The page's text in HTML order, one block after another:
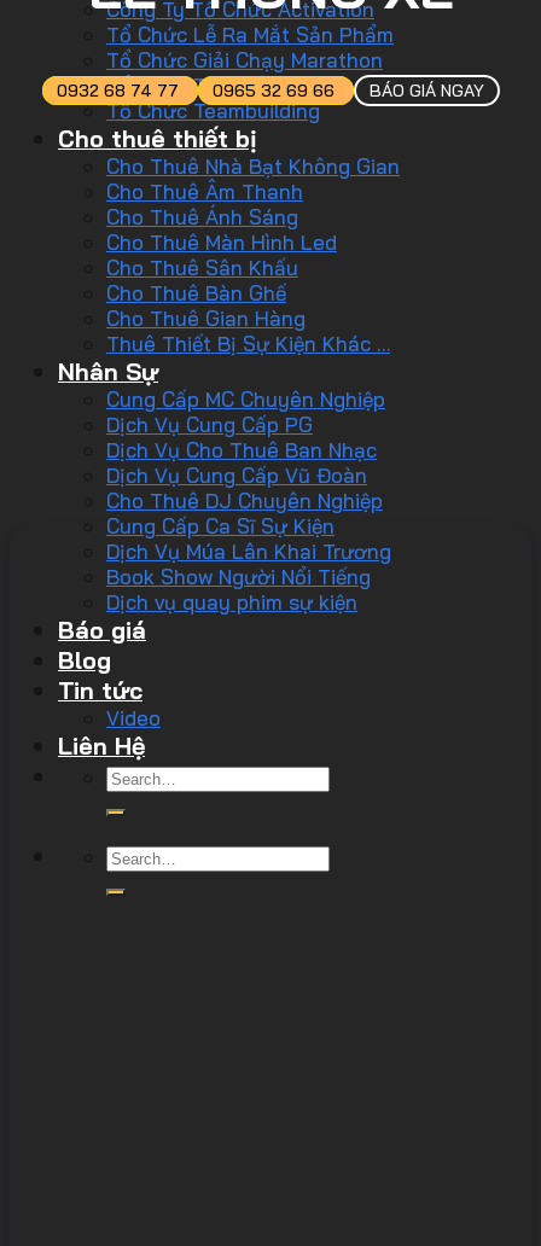
Công Ty Tổ Chức Activation
Tổ Chức Lễ Ra Mắt Sản Phẩm
Tổ Chức Giải Chạy Marathon
Tổ Chức Tiệc Tất Niên
Tổ Chức Teambuilding
Cho thuê thiết bị
Cho Thuê Nhà Bạt Không Gian
Cho Thuê Âm Thanh
Cho Thuê Ánh Sáng
Cho Thuê Màn Hình Led
Cho Thuê Sân Khấu
Cho Thuê Bàn Ghế
Cho Thuê Gian Hàng
Thuê Thiết Bị Sự Kiện Khác …
Nhân Sự
Cung Cấp MC Chuyên Nghiệp
Dịch Vụ Cung Cấp PG
Dịch Vụ Cho Thuê Ban Nhạc
Dịch Vụ Cung Cấp Vũ Đoàn
Cho Thuê DJ Chuyên Nghiệp
Cung Cấp Ca Sĩ Sự Kiện
Dịch Vụ Múa Lân Khai Trương
Book Show Người Nổi Tiếng
Dịch vụ quay phim sự kiện
Báo giá
Blog
Tin tức
Video
Liên Hệ
0932 68 74 77 0965 32 69 66 BÁO GIÁ NGAY